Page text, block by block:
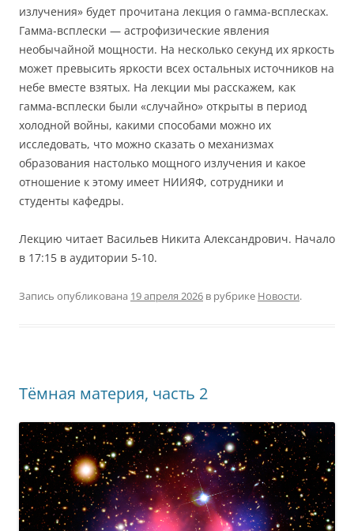
излучения» будет прочитана лекция о гамма-всплесках.
Гамма-всплески — астрофизические явления
необычайной мощности. На несколько секунд их яркость
может превысить яркости всех остальных источников на
небе вместе взятых. На лекции мы расскажем, как
гамма-всплески были «случайно» открыты в период
холодной войны, какими способами можно их
исследовать, что можно сказать о механизмах
образования настолько мощного излучения и какое
отношение к этому имеет НИИЯФ, сотрудники и
студенты кафедры.
Лекцию читает Васильев Никита Александрович. Начало
в 17:15 в аудитории 5-10.
Запись опубликована 19 апреля 2026 в рубрике Новости.
Тёмная материя, часть 2